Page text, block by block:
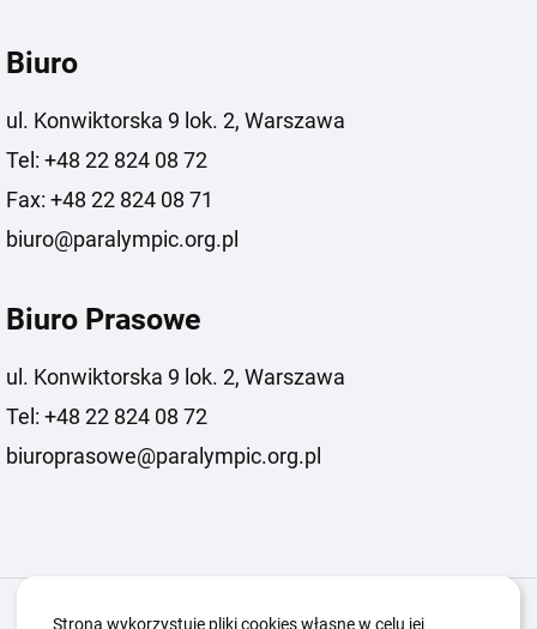
Biuro
ul. Konwiktorska 9 lok. 2, Warszawa
Tel: +48 22 824 08 72
Fax: +48 22 824 08 71
biuro@paralympic.org.pl
Biuro Prasowe
ul. Konwiktorska 9 lok. 2, Warszawa
Tel: +48 22 824 08 72
biuroprasowe@paralympic.org.pl
Igrzyska Paralimpijskie O nas
Strona wykorzystuje pliki cookies własne w celu jej